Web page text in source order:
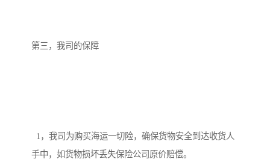
第三，我司的保障
1，我司为购买海运一切险，确保货物安全到达收货人
手中，如货物损坏丢失保险公司原价赔偿。